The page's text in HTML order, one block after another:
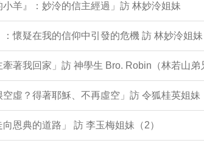
羊』：妙泠的信主經過」訪 林妙泠姐妹
懷疑在我的信仰中引發的危機 訪 林妙泠姐妹
著我回家」訪 神學生 Bro. Robin（林若山弟
虛？得著耶穌、不再虛空」訪 令狐桂英姐妹
恩典的道路」 訪 李玉梅姐妹（2）